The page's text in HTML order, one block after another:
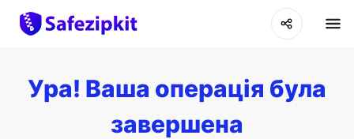
Ура! Ваша операція була
завершена